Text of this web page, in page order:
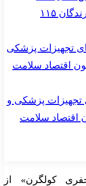
۱۱۵
پزشکی و
اقتصاد سلامت
کولگرن» از